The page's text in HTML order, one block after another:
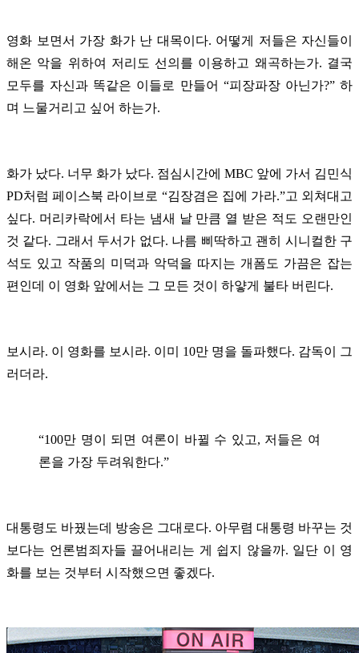
영화 보면서 가장 화가 난 대목이다. 어떻게 저들은 자신들이
해온 악을 위하여 저리도 선의를 이용하고 왜곡하는가. 결국
모두를 자신과 똑같은 이들로 만들어 “피장파장 아닌가?” 하
며 느물거리고 싶어 하는가.
화가 났다. 너무 화가 났다. 점심시간에 MBC 앞에 가서 김민식
PD처럼 페이스북 라이브로 “김장겸은 집에 가라.”고 외쳐대고
싶다. 머리카락에서 타는 냄새 날 만큼 열 받은 적도 오랜만인
것 같다. 그래서 두서가 없다. 나름 삐딱하고 괜히 시니컬한 구
석도 있고 작품의 미덕과 악덕을 따지는 개폼도 가끔은 잡는
편인데 이 영화 앞에서는 그 모든 것이 하얗게 불타 버린다.
보시라. 이 영화를 보시라. 이미 10만 명을 돌파했다. 감독이 그
러더라.
“100만 명이 되면 여론이 바뀔 수 있고, 저들은 여
론을 가장 두려워한다.”
대통령도 바꿨는데 방송은 그대로다. 아무렴 대통령 바꾸는 것
보다는 언론범죄자들 끌어내리는 게 쉽지 않을까. 일단 이 영
화를 보는 것부터 시작했으면 좋겠다.